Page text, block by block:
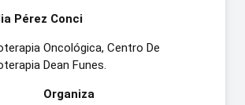
Pérez Conci
Oncológica, Centro De
Dean Funes.
Organiza